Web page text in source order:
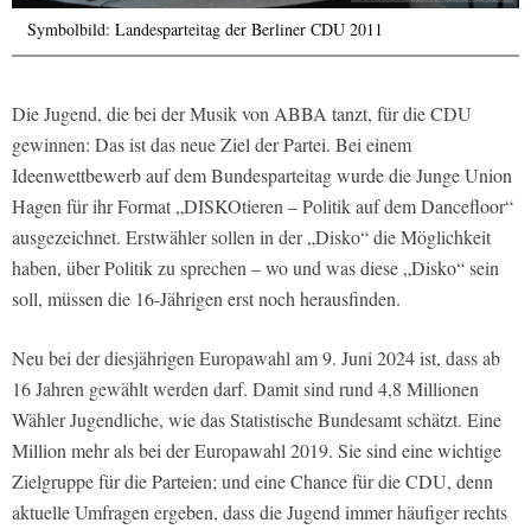
Symbolbild: Landesparteitag der Berliner CDU 2011
Die Jugend, die bei der Musik von ABBA tanzt, für die CDU
gewinnen: Das ist das neue Ziel der Partei. Bei einem
Ideenwettbewerb auf dem Bundesparteitag wurde die Junge Union
Hagen für ihr Format „DISKOtieren – Politik auf dem Dancefloor“
ausgezeichnet. Erstwähler sollen in der „Disko“ die Möglichkeit
haben, über Politik zu sprechen – wo und was diese „Disko“ sein
soll, müssen die 16-Jährigen erst noch herausfinden.
Neu bei der diesjährigen Europawahl am 9. Juni 2024 ist, dass ab
16 Jahren gewählt werden darf. Damit sind rund 4,8 Millionen
Wähler Jugendliche, wie das Statistische Bundesamt schätzt. Eine
Million mehr als bei der Europawahl 2019. Sie sind eine wichtige
Zielgruppe für die Parteien; und eine Chance für die CDU, denn
aktuelle Umfragen ergeben, dass die Jugend immer häufiger rechts